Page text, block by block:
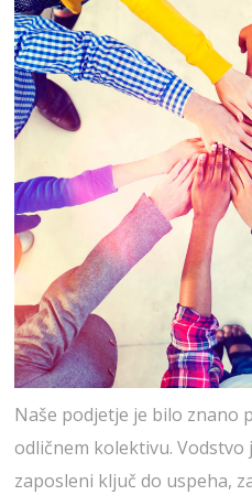
Naše podjetje je bilo znano
odličnem kolektivu. Vodstvo
zaposleni ključ do uspeha,